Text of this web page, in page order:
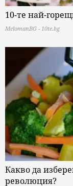
10-те най-
MelomanBG - 10te.bg
Какво да
революция?